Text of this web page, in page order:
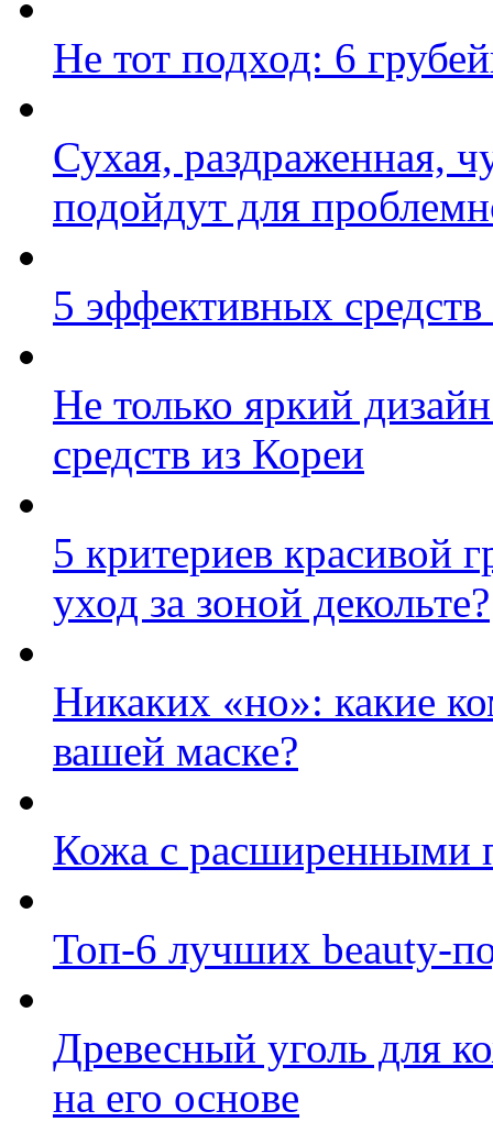
Не тот подход: 6
Сухая, раздраженная,
подойдут для
5 эффективных
Не только яркий
средств из Кореи
5 критериев красивой
уход за зоной декольте?
Никаких «но»: какие
вашей маске?
Кожа с расширенными
Топ-6 лучших beauty-
Древесный уголь для
на его основе